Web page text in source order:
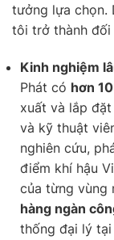
tưởng lựa chọn.
tôi trở thành
Kinh nghiệm
Phát có hơn
xuất và lắp
và kỹ thuật
nghiên cứu,
điểm khí hậu
của từng vùng
hàng ngàn
thống đại lý tại